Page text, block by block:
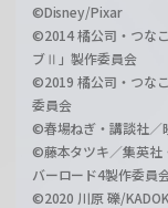
©Disney/Pixar
©2014 橘公司・つな
ブⅡ」製作委員会
©2019 橘公司・つな
委員会
©春場ねぎ・講談社／
©藤本タツキ／集英社
バーロード4製作委員
©2020 川原 礫/